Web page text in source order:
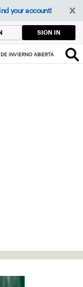
your account!
SIGN IN
INVIERNO ABIERTA